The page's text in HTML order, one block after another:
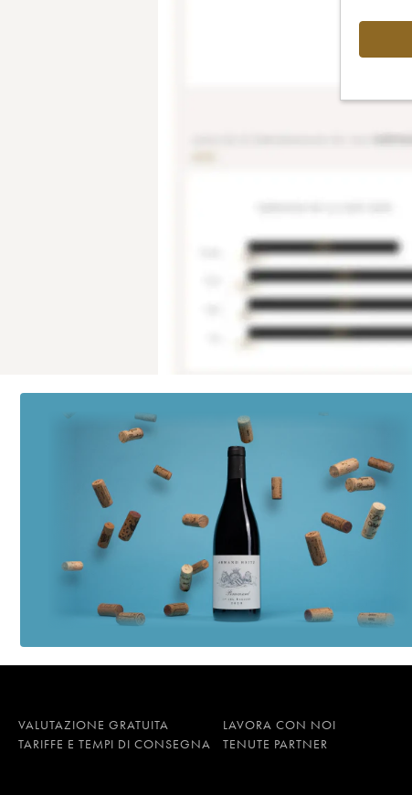
VALUTAZIONE GRATUITA LAVORA CON NOI
TARIFFE E TEMPI DI CONSEGNA
TENUTE PARTNER